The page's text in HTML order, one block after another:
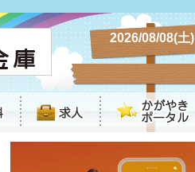
2026/08/08(土)